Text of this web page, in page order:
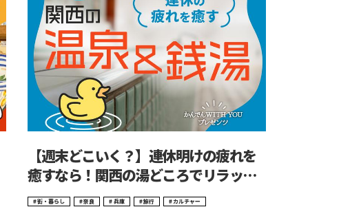
【週末どこいく？】連休明けの疲れを
癒すなら！関西の湯どころでリラック
ス街・暮らし 奈良 兵庫 旅行 カルチャー